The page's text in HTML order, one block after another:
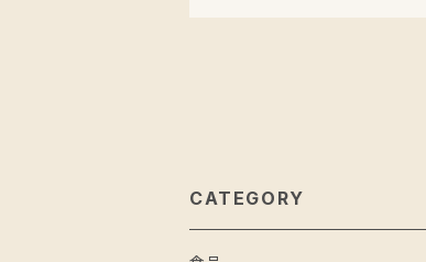
CATEGORY